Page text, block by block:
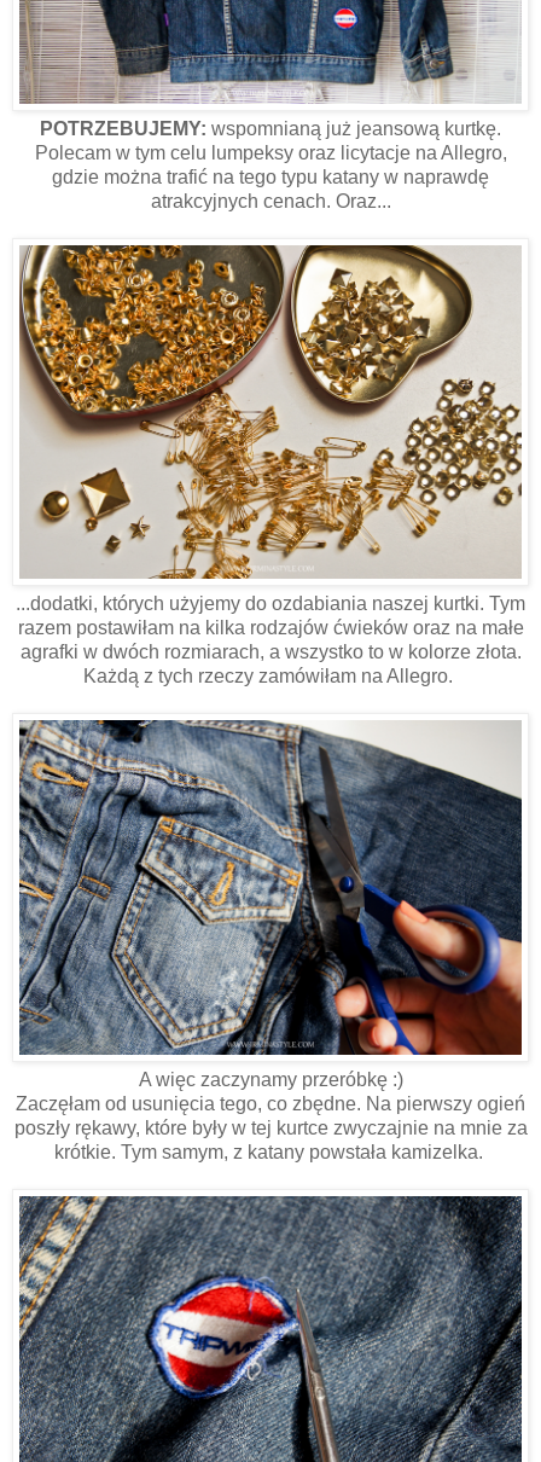
POTRZEBUJEMY: wspomnianą już jeansową kurtkę.
Polecam w tym celu lumpeksy oraz licytacje na Allegro,
gdzie można trafić na tego typu katany w naprawdę
atrakcyjnych cenach. Oraz...
...dodatki, których użyjemy do ozdabiania naszej kurtki. Tym
razem postawiłam na kilka rodzajów ćwieków oraz na małe
agrafki w dwóch rozmiarach, a wszystko to w kolorze złota.
Każdą z tych rzeczy zamówiłam na Allegro.
A więc zaczynamy przeróbkę :)
Zaczęłam od usunięcia tego, co zbędne. Na pierwszy ogień
poszły rękawy, które były w tej kurtce zwyczajnie na mnie za
krótkie. Tym samym, z katany powstała kamizelka.